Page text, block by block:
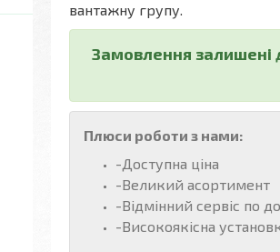
вантажну групу.
Замовлення залишені
Плюси роботи з нами:
-Доступна ціна
-Великий асортимент
-Відмінний сервіс по
-Високоякісна